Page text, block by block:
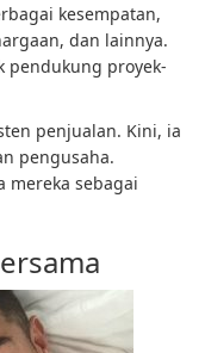
kesempatan,
dan lainnya.
pendukung proyek-
penjualan. Kini, ia
pengusaha.
mereka sebagai